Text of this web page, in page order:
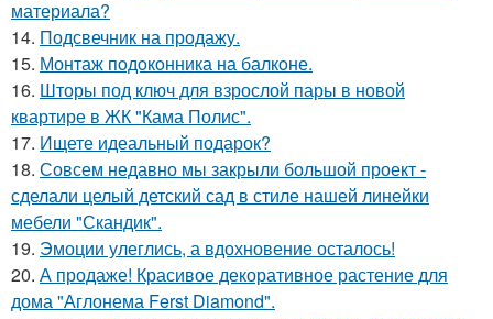
материала?
14. Подсвечник на продажу.
15. Монтаж пoдoкoнника на балкoне.
16. Шторы под ключ для взрослой пары в новой
квартире в ЖК "Кама Полис".
17. Ищете идеальный подарок?
18. Совсем недавно мы закрыли большой проект -
сделали целый детский сад в стиле нашей линейки
мебели "Скандик".
19. Эмоции улеглись, а вдохновение осталось!
20. А продаже! Красивое декоративное растение для
дома "Аглонема Ferst Diamond".